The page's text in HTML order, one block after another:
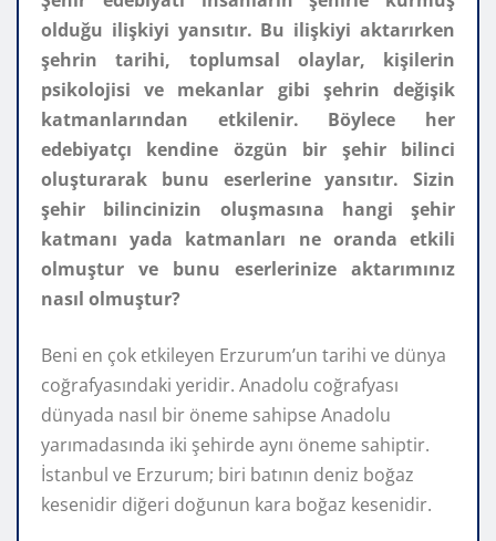
olduğu ilişkiyi yansıtır. Bu ilişkiyi aktarırken
şehrin tarihi, toplumsal olaylar, kişilerin
psikolojisi ve mekanlar gibi şehrin değişik
katmanlarından etkilenir. Böylece her
edebiyatçı kendine özgün bir şehir bilinci
oluşturarak bunu eserlerine yansıtır. Sizin
şehir bilincinizin oluşmasına hangi şehir
katmanı yada katmanları ne oranda etkili
olmuştur ve bunu eserlerinize aktarımınız
nasıl olmuştur?
Beni en çok etkileyen Erzurum’un tarihi ve dünya
coğrafyasındaki yeridir. Anadolu coğrafyası
dünyada nasıl bir öneme sahipse Anadolu
yarımadasında iki şehirde aynı öneme sahiptir.
İstanbul ve Erzurum; biri batının deniz boğaz
kesenidir diğeri doğunun kara boğaz kesenidir.